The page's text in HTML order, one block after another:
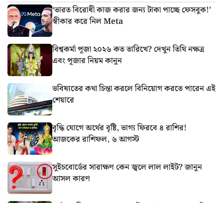
‘ভারত বিরোধী কাজ করার জন্য টাকা পাচ্ছে ফেসবুক!’
স্বীকার করে নিল Meta
বিশ্বকর্মা পূজা ২০২৬ কত তারিখে? দেখুন তিথি নক্ষত্র
এবং পূজার নিয়ম কানুন
ভবিষ্যতের কথা চিন্তা করলে বিনিয়োগ করতে পারেন এই
শেয়ারে
বৃদ্ধি যোগে অর্থের বৃষ্টি, ভাগ্য ফিরবে ৪ রাশির!
আজকের রাশিফল, ৬ আগস্ট
সুইচবোর্ডের সারাক্ষণ কেন জ্বলে লাল লাইট? জানুন
আসল কারণ